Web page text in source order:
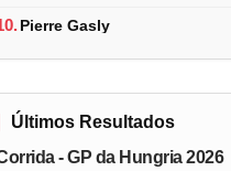
Pierre Gasly
Últimos Resultados
- GP da Hungria 2026